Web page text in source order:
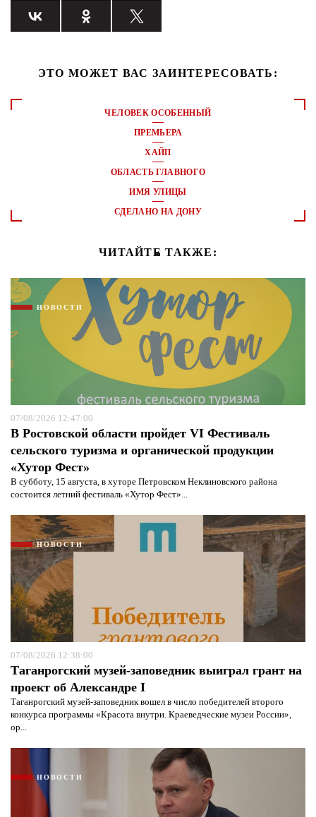
ЭТО МОЖЕТ ВАС ЗАИНТЕРЕСОВАТЬ:
ЧЕЛОВЕК ОСОБЕННЫЙ
ПРЕМЬЕРА
ХАЙП
ОБЛАСТЬ ГЛАВНОГО
ИМЯ УЛИЦЫ
СДЕЛАНО НА ДОНУ
ЧИТАЙТЕ ТАКЖЕ:
НОВОСТИ
07/08/2026 12:47:00
В Ростовской области пройдет VI Фестиваль
сельского туризма и органической продукции
«Хутор Фест»
В субботу, 15 августа, в хуторе Петровском Неклиновского района
состоится летний фестиваль «Хутор Фест»...
НОВОСТИ
07/08/2026 12:38:00
Таганрогский музей-заповедник выиграл грант на
проект об Александре I
Таганрогский музей-заповедник вошел в число победителей второго
конкурса программы «Красота внутри. Краеведческие музеи России»,
ор...
НОВОСТИ